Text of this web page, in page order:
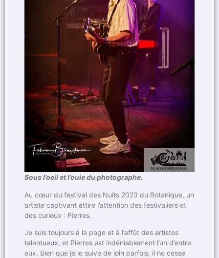
Sous l’oeil et l’ouie du photographe.
Au cœur du festival des Nuits 2023 du Botanique, un
artiste captivant attire l’attention des festivaliers et
des curieux : Pierres.
Je suis toujours à la page et à l’affût des artistes
talentueux, et Pierres est indéniablement l’un d’entre
eux. Bien que je le suive de loin parfois, il ne cesse